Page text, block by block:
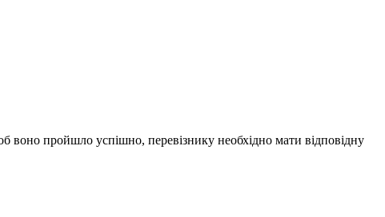
пройшло успішно, перевізнику необхідно мати відповідну